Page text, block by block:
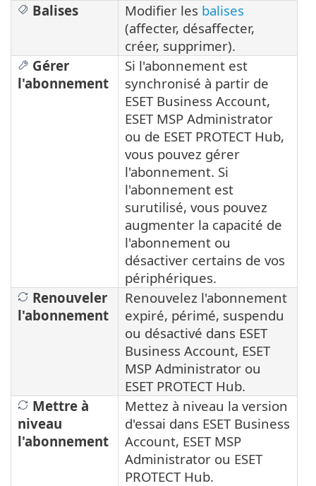
Balises
Modifier les balises
(affecter, désaffecter,
créer, supprimer).
Gérer
l'abonnement
Si l'abonnement est
synchronisé à partir de
ESET Business Account,
ESET MSP Administrator
ou de ESET PROTECT Hub,
vous pouvez gérer
l'abonnement. Si
l'abonnement est
surutilisé, vous pouvez
augmenter la capacité de
l'abonnement ou
désactiver certains de vos
périphériques.
Renouveler
l'abonnement
Renouvelez l'abonnement
expiré, périmé, suspendu
ou désactivé dans ESET
Business Account, ESET
MSP Administrator ou
ESET PROTECT Hub.
Mettre à
niveau
l'abonnement
Mettez à niveau la version
d'essai dans ESET Business
Account, ESET MSP
Administrator ou ESET
PROTECT Hub.